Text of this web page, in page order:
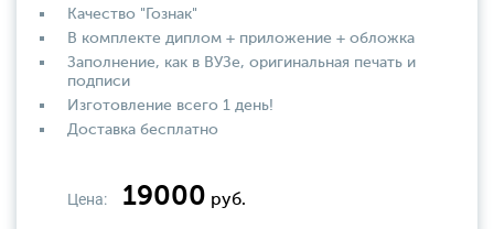
Качество "Гознак"
В комплекте диплом + приложение + обложка
Заполнение, как в ВУЗе, оригинальная печать и
подписи
Изготовление всего 1 день!
Доставка бесплатно
Цена: 19000 руб.